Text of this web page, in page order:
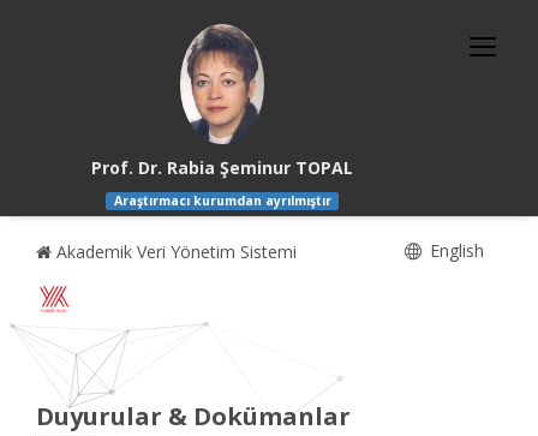
Prof. Dr. Rabia Şeminur TOPAL
Araştırmacı kurumdan ayrılmıştır
Akademik Veri Yönetim Sistemi English
Duyurular & Dokümanlar